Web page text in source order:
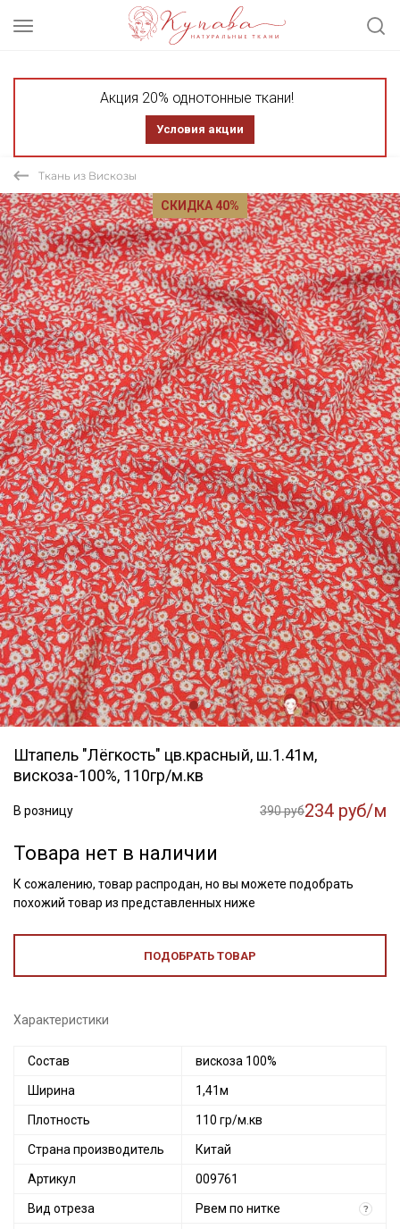
Акция 20% однотонные ткани!
Условия акции
Ткань из Вискозы
СКИДКА 40%
Штапель "Лёгкость" цв.красный, ш.1.41м,
вискоза-100%, 110гр/м.кв
В розницу 390 руб234 руб/м
Товара нет в наличии
К сожалению, товар распродан, но вы можете подобрать
похожий товар из представленных ниже
ПОДОБРАТЬ ТОВАР
Характеристики
Состав вискоза 100%
Ширина 1,41м
Плотность 110 гр/м.кв
Страна производитель Китай
Артикул 009761
Вид отреза Рвем по нитке ?